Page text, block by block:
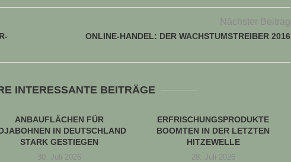
Nächster Beitrag
ONLINE-HANDEL: DER WACHSTUMSTREIBER 2016
INTERESSANTE BEITRÄGE
ANBAUFLÄCHEN FÜR
IN DEUTSCHLAND
STARK GESTIEGEN
30. Juli 2026
ERFRISCHUNGSPRODUKTE
BOOMTEN IN DER LETZTEN
HITZEWELLE
28. Juli 2026